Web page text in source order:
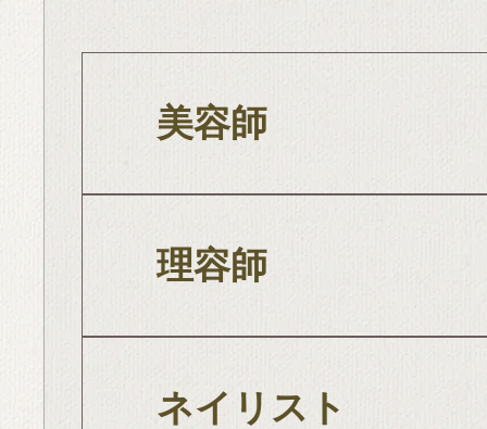
美容師
理容師
ネイリスト